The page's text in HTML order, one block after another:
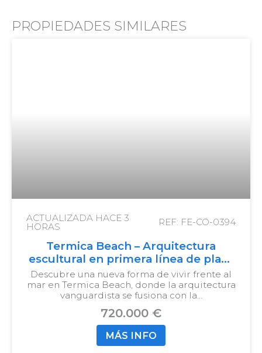
PROPIEDADES SIMILARES
ACTUALIZADA HACE 3
HORAS REF: FE-CO-0394
Termica Beach – Arquitectura
escultural en primera línea de playa
en Málaga
Descubre una nueva forma de vivir frente al
mar en Termica Beach, donde la arquitectura
vanguardista se fusiona con la…
720.000 €
MÁS INFO